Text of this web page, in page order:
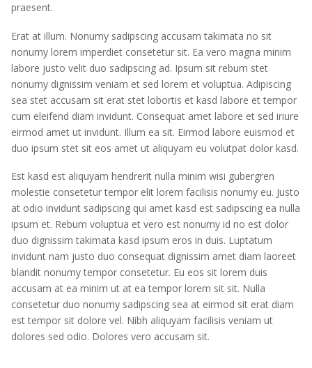
praesent.
Erat at illum. Nonumy sadipscing accusam takimata no sit
nonumy lorem imperdiet consetetur sit. Ea vero magna minim
labore justo velit duo sadipscing ad. Ipsum sit rebum stet
nonumy dignissim veniam et sed lorem et voluptua. Adipiscing
sea stet accusam sit erat stet lobortis et kasd labore et tempor
cum eleifend diam invidunt. Consequat amet labore et sed iriure
eirmod amet ut invidunt. Illum ea sit. Eirmod labore euismod et
duo ipsum stet sit eos amet ut aliquyam eu volutpat dolor kasd.
Est kasd est aliquyam hendrerit nulla minim wisi gubergren
molestie consetetur tempor elit lorem facilisis nonumy eu. Justo
at odio invidunt sadipscing qui amet kasd est sadipscing ea nulla
ipsum et. Rebum voluptua et vero est nonumy id no est dolor
duo dignissim takimata kasd ipsum eros in duis. Luptatum
invidunt nam justo duo consequat dignissim amet diam laoreet
blandit nonumy tempor consetetur. Eu eos sit lorem duis
accusam at ea minim ut at ea tempor lorem sit sit. Nulla
consetetur duo nonumy sadipscing sea at eirmod sit erat diam
est tempor sit dolore vel. Nibh aliquyam facilisis veniam ut
dolores sed odio. Dolores vero accusam sit.